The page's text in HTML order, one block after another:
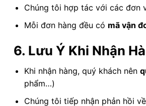
Chúng tôi hợp tác với các đơn
Mỗi đơn hàng đều có mã vận
6. Lưu Ý Khi Nhận
Khi nhận hàng, quý khách nên
phẩm…)
Chúng tôi tiếp nhận phản hồi